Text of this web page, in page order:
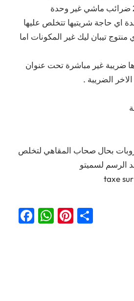
اي حاجة شريتيها تتخلص عليها
تيبان ليك غير المكونات اما
ضريبة غير مباشرة تحت عنوان
الضريبة .
بحال صحاب المقاهي لتخلص
الرسم لسميتو
taxe
Facebook
WhatsApp
Pinterest